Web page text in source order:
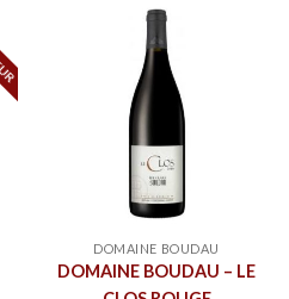
DOMAINE BOUDAU
DOMAINE BOUDAU – LE